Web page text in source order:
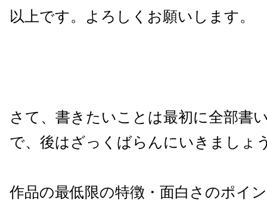
以上です。よろしくお願いします。
さて、書きたいことは最初に全部書
で、後はざっくばらんにいきましょ
作品の最低限の特徴・面白さのポイ